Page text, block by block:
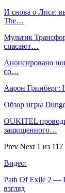
И снова о Лисе:
The…
Мультик
спасают…
Анонсировано
со…
Аарон Гринберг:
Обзор игры
OUKITEL
защищенного…
Prev Next 1 из 117
Видео:
Path Of Exile 2 —
взгляд